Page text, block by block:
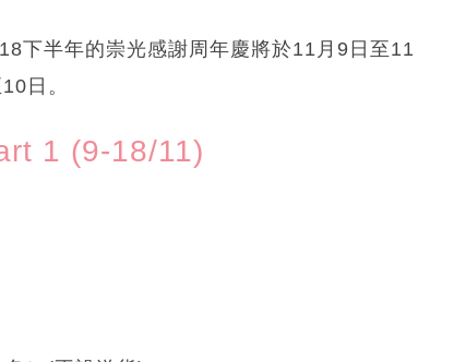
下半年的崇光感謝周年慶將於11月9日至11
日。
1 (9-18/11)